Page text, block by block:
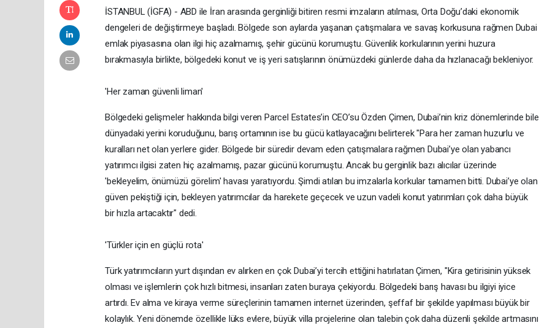
İSTANBUL (İGFA) - ABD ile İran arasında gerginliği bitiren resmi imzaların atılması, Orta Doğu’daki ekonomik
dengeleri de değiştirmeye başladı. Bölgede son aylarda yaşanan çatışmalara ve savaş korkusuna rağmen Dubai
emlak piyasasına olan ilgi hiç azalmamış, şehir gücünü korumuştu. Güvenlik korkularının yerini huzura
bırakmasıyla birlikte, bölgedeki konut ve iş yeri satışlarının önümüzdeki günlerde daha da hızlanacağı bekleniyor.
'Her zaman güvenli liman'
Bölgedeki gelişmeler hakkında bilgi veren Parcel Estates’in CEO’su Özden Çimen, Dubai’nin kriz dönemlerinde bile
dünyadaki yerini koruduğunu, barış ortamının ise bu gücü katlayacağını belirterek "Para her zaman huzurlu ve
kuralları net olan yerlere gider. Bölgede bir süredir devam eden çatışmalara rağmen Dubai’ye olan yabancı
yatırımcı ilgisi zaten hiç azalmamış, pazar gücünü korumuştu. Ancak bu gerginlik bazı alıcılar üzerinde
'bekleyelim, önümüzü görelim' havası yaratıyordu. Şimdi atılan bu imzalarla korkular tamamen bitti. Dubai’ye olan
güven pekiştiği için, bekleyen yatırımcılar da harekete geçecek ve uzun vadeli konut yatırımları çok daha büyük
bir hızla artacaktır" dedi.
'Türkler için en güçlü rota'
Türk yatırımcıların yurt dışından ev alırken en çok Dubai’yi tercih ettiğini hatırlatan Çimen, "Kira getirisinin yüksek
olması ve işlemlerin çok hızlı bitmesi, insanları zaten buraya çekiyordu. Bölgedeki barış havası bu ilgiyi iyice
artırdı. Ev alma ve kiraya verme süreçlerinin tamamen internet üzerinden, şeffaf bir şekilde yapılması büyük bir
kolaylık. Yeni dönemde özellikle lüks evlere, büyük villa projelerine olan talebin çok daha düzenli şekilde artmasını